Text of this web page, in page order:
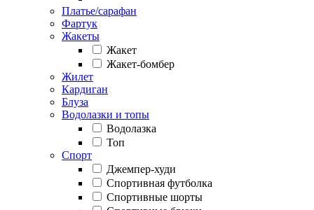
Платье/сарафан
Фартук
Жакеты
Жакет
Жакет-бомбер
Жилет
Кардиган
Блуза
Водолазки и топы
Водолазка
Топ
Спорт
Джемпер-худи
Спортивная футболка
Спортивные шорты